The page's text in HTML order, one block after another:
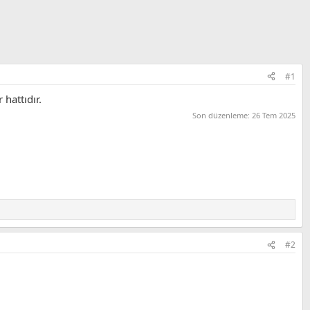
#1
Son düzenleme: 26 Tem 2025
#2